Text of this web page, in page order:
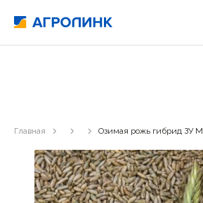
Главная Озимая рожь гибрид ЗУ